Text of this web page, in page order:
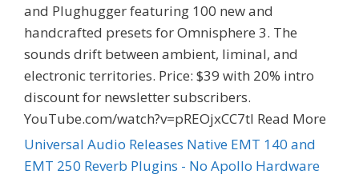
and Plughugger featuring 100 new and
handcrafted presets for Omnisphere 3. The
sounds drift between ambient, liminal, and
electronic territories. Price: $39 with 20% intro
discount for newsletter subscribers.
YouTube.com/watch?v=pREOjxCC7tI Read More
Universal Audio Releases Native EMT 140 and
EMT 250 Reverb Plugins - No Apollo Hardware